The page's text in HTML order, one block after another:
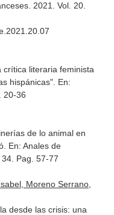
. 2021. Vol. 20.
literaria feminista
hispánicas". En:
20-36
de lo animal en
En: Anales de
34. Pag. 57-77
Moreno Serrano,
desde las crisis: una